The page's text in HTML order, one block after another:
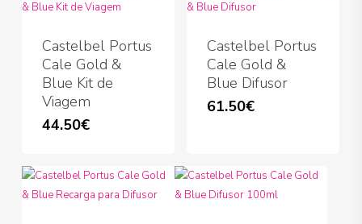
Castelbel Portus
Cale Gold &
Blue Kit de
Viagem
44.50€
Castelbel Portus
Cale Gold &
Blue Difusor
61.50€